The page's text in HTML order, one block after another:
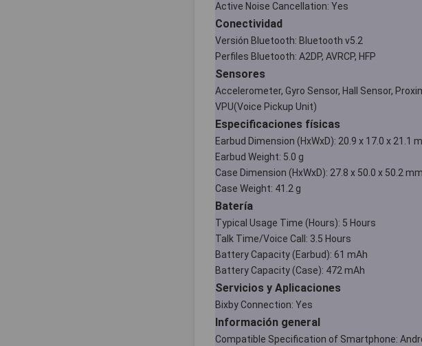
Active Noise Cancellation: Yes
Conectividad
Versión Bluetooth: Bluetooth v5.2
Perfiles Bluetooth: A2DP, AVRCP, HFP
Sensores
Accelerometer, Gyro Sensor, Hall Sensor,
VPU(Voice Pickup Unit)
Especificaciones físicas
Earbud Dimension (HxWxD): 20.9 x 17.0 x 21.1
Earbud Weight: 5.0 g
Case Dimension (HxWxD): 27.8 x 50.0 x 50.2 mm
Case Weight: 41.2 g
Batería
Typical Usage Time (Hours): 5 Hours
Talk Time/Voice Call: 3.5 Hours
Battery Capacity (Earbud): 61 mAh
Battery Capacity (Case): 472 mAh
Servicios y Aplicaciones
Bixby Connection: Yes
Información general
Compatible Specification of Smartphone: